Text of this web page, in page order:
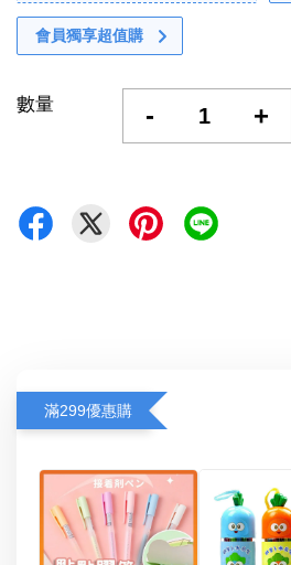
會員獨享超值購
數量 - +
滿299優惠購